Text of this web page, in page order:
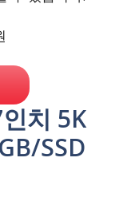
치 5K
SSD